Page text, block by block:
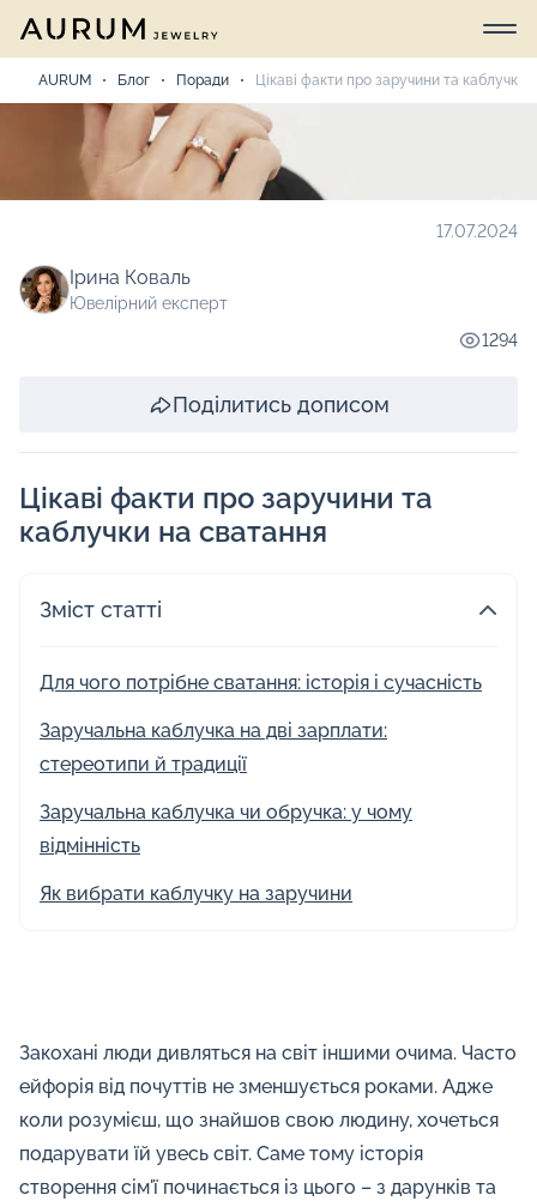
AURUM Блог Поради Цікаві факти про заручини та каблучки
Цікаві факти про заручини та
каблучки на сватання
Зміст статті
Для чого потрібне сватання: історія і сучасність
Заручальна каблучка на дві зарплати:
стереотипи й традиції
Заручальна каблучка чи обручка: у чому
відмінність
Як вибрати каблучку на заручини
Закохані люди дивляться на світ іншими очима. Часто
ейфорія від почуттів не зменшується роками. Адже
коли розумієш, що знайшов свою людину, хочеться
подарувати їй увесь світ. Саме тому історія
створення сім'ї починається із цього – з дарунків та
17.07.2024
Ірина Коваль
Ювелірний експерт
1294
Поділитись дописом